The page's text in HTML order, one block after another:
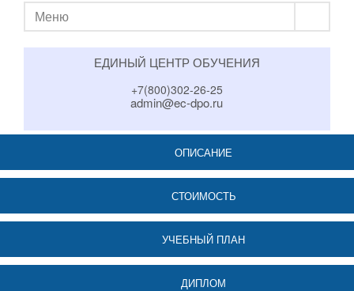
Меню
ЕДИНЫЙ ЦЕНТР ОБУЧЕНИЯ
+7(800)302-26-25
admin@ec-dpo.ru
ОПИСАНИЕ
СТОИМОСТЬ
УЧЕБНЫЙ ПЛАН
ДИПЛОМ